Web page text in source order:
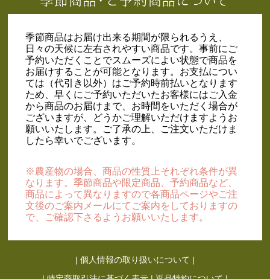
季節商品はお届け出来る期間が限られるうえ、
日々の天候に左右されやすい商品です。事前にご
予約いただくことでスムーズによい状態で商品を
お届けすることが可能となります。お支払につい
ては（代引き以外）はご予約時前払いとなります
ため、早くにご予約いただいたお客様にはご入金
から商品のお届けまで、お時間をいただく場合が
ございますが、どうかご理解いただけますようお
願いいたします。ご了承の上、ご注文いただけま
したら幸いでございます。
※農産物の場合、商品の性質上それぞれ条件が異
なります。季節商品や限定商品、予約商品など、
商品によって異なりますので各商品ページやご注
文後のご案内メールにてご案内をしておりますの
で、ご確認下さるようお願いいたします。
| 個人情報の取り扱いについて |